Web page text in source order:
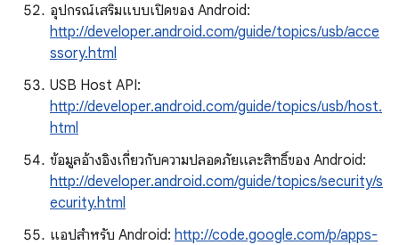
อุปกรณ์เสริมแบบเปิดของ Android:
http://developer.android.com/guide/topics/usb/acce
ssory.html
USB Host API:
http://developer.android.com/guide/topics/usb/host.
html
ข้อมูลอ้างอิงเกี่ยวกับความปลอดภัยและสิทธิ์ของ Android:
http://developer.android.com/guide/topics/security/s
ecurity.html
แอปสําหรับ Android: http://code.google.com/p/apps-